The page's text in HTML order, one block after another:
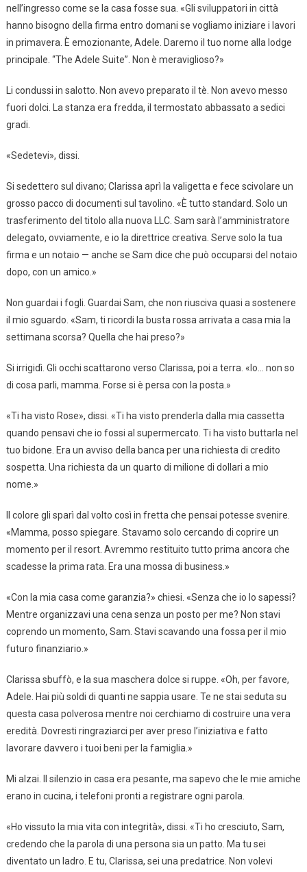
nell’ingresso come se la casa fosse sua. «Gli sviluppatori in città
hanno bisogno della firma entro domani se vogliamo iniziare i lavori
in primavera. È emozionante, Adele. Daremo il tuo nome alla lodge
principale. “The Adele Suite”. Non è meraviglioso?»
Li condussi in salotto. Non avevo preparato il tè. Non avevo messo
fuori dolci. La stanza era fredda, il termostato abbassato a sedici
gradi.
«Sedetevi», dissi.
Si sedettero sul divano; Clarissa aprì la valigetta e fece scivolare un
grosso pacco di documenti sul tavolino. «È tutto standard. Solo un
trasferimento del titolo alla nuova LLC. Sam sarà l’amministratore
delegato, ovviamente, e io la direttrice creativa. Serve solo la tua
firma e un notaio — anche se Sam dice che può occuparsi del notaio
dopo, con un amico.»
Non guardai i fogli. Guardai Sam, che non riusciva quasi a sostenere
il mio sguardo. «Sam, ti ricordi la busta rossa arrivata a casa mia la
settimana scorsa? Quella che hai preso?»
Si irrigidì. Gli occhi scattarono verso Clarissa, poi a terra. «Io… non so
di cosa parli, mamma. Forse si è persa con la posta.»
«Ti ha visto Rose», dissi. «Ti ha visto prenderla dalla mia cassetta
quando pensavi che io fossi al supermercato. Ti ha visto buttarla nel
tuo bidone. Era un avviso della banca per una richiesta di credito
sospetta. Una richiesta da un quarto di milione di dollari a mio
nome.»
Il colore gli sparì dal volto così in fretta che pensai potesse svenire.
«Mamma, posso spiegare. Stavamo solo cercando di coprire un
momento per il resort. Avremmo restituito tutto prima ancora che
scadesse la prima rata. Era una mossa di business.»
«Con la mia casa come garanzia?» chiesi. «Senza che io lo sapessi?
Mentre organizzavi una cena senza un posto per me? Non stavi
coprendo un momento, Sam. Stavi scavando una fossa per il mio
futuro finanziario.»
Clarissa sbuffò, e la sua maschera dolce si ruppe. «Oh, per favore,
Adele. Hai più soldi di quanti ne sappia usare. Te ne stai seduta su
questa casa polverosa mentre noi cerchiamo di costruire una vera
eredità. Dovresti ringraziarci per aver preso l’iniziativa e fatto
lavorare davvero i tuoi beni per la famiglia.»
Mi alzai. Il silenzio in casa era pesante, ma sapevo che le mie amiche
erano in cucina, i telefoni pronti a registrare ogni parola.
«Ho vissuto la mia vita con integrità», dissi. «Ti ho cresciuto, Sam,
credendo che la parola di una persona sia un patto. Ma tu sei
diventato un ladro. E tu, Clarissa, sei una predatrice. Non volevi